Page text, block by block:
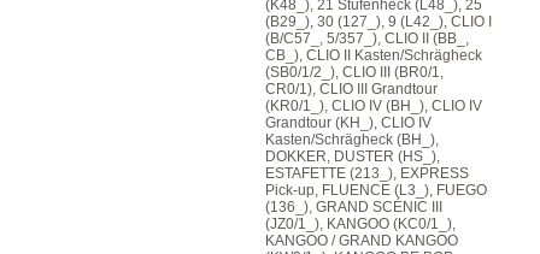
(K48_), 21 Stufenheck (L48_), 25
(B29_), 30 (127_), 9 (L42_), CLIO I
(B/C57_, 5/357_), CLIO II (BB_,
CB_), CLIO II Kasten/Schrägheck
(SB0/1/2_), CLIO III (BR0/1,
CR0/1), CLIO III Grandtour
(KR0/1_), CLIO IV (BH_), CLIO IV
Grandtour (KH_), CLIO IV
Kasten/Schrägheck (BH_),
DOKKER, DUSTER (HS_),
ESTAFETTE (213_), EXPRESS
Pick-up, FLUENCE (L3_), FUEGO
(136_), GRAND SCÉNIC III
(JZ0/1_), KANGOO (KC0/1_),
KANGOO / GRAND KANGOO